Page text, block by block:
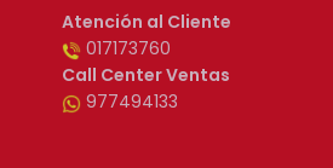
Atención al Cliente
017173760
Call Center Ventas
977494133